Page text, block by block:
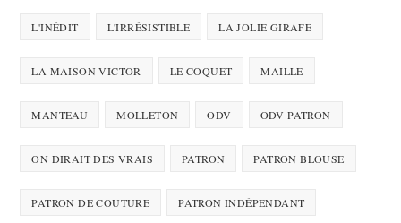
L'INÉDIT L'IRRÉSISTIBLE LA JOLIE GIRAFE
LA MAISON VICTOR LE COQUET MAILLE
MANTEAU MOLLETON ODV ODV PATRON
ON DIRAIT DES VRAIS PATRON PATRON BLOUSE
PATRON DE COUTURE PATRON INDÉPENDANT